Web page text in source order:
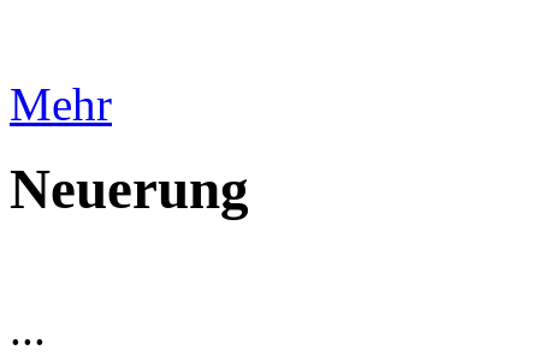
Mehr
Neuerung
...